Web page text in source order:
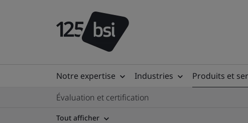
Notre expertise Industries Produits et
Évaluation et certification
Tout afficher